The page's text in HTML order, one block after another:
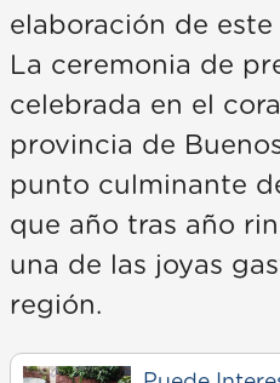
elaboración de
La ceremonia de
celebrada en el
provincia de
punto culminante
que año tras año
una de las joyas
región.